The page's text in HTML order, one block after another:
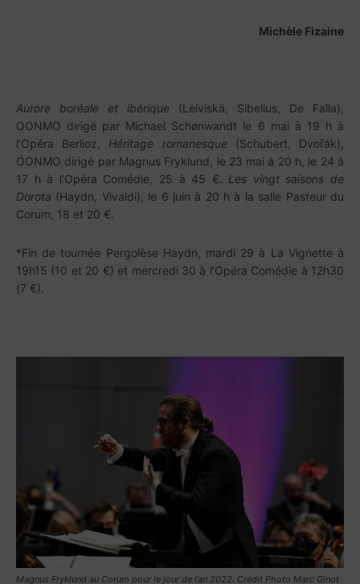
Michèle Fizaine
Aurore boréale et ibérique (Leiviskä, Sibelius, De Falla),
OONMO dirigé par Michael Schønwandt le 6 mai à 19 h à
l’Opéra Berlioz, Héritage romanesque(Schubert, Dvořák),
OONMO dirigé par Magnus Fryklund, le 23 mai à 20 h, le 24 à
17 h à l’Opéra Comédie, 25 à 45 €. Les vingt saisons de
Dorota (Haydn, Vivaldi), le 6 juin à 20 h à la salle Pasteur du
Corum, 18 et 20 €.
*Fin de tournée Pergolèse Haydn, mardi 29 à La Vignette à
19h15 (10 et 20 €) et mercredi 30 à l’Opéra Comédie à 12h30
(7 €).
Magnus Fryklund au Corum pour le jour de l’an 2022. Crédit Photo Marc Ginot